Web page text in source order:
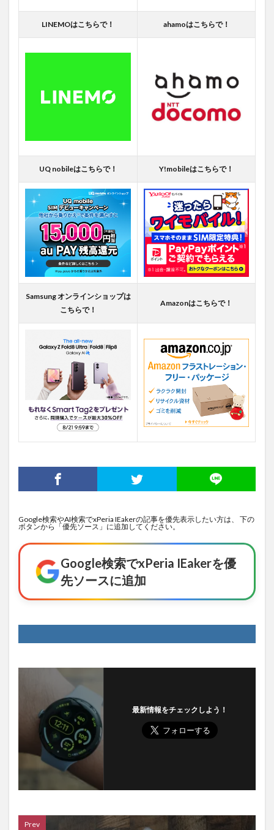
LINEMOはこちらで！ ahamoはこちらで！
UQ nobileはこちらで！ Y!mobileはこちらで！
Samsung オンラインショップは
こちらで！
Amazonはこちらで！
Google検索やAI検索でxPeria IEakerの記事を優先表示したい方は、 下の
ボタンから「優先ソース」に追加してください。
Google検索でxPeria IEakerを優
先ソースに追加
最新情報をチェックしよう！
Prev